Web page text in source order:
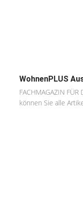
WohnenPLUS
FACHMAGAZIN
können Sie alle